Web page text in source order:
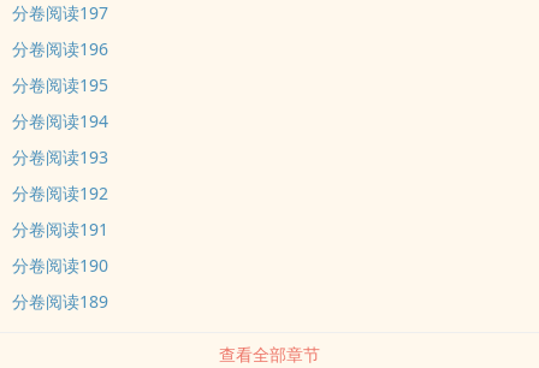
修、、、早朝上不能睡觉，官家！
内容标签： 穿越时空 种田文 甜文 爽文
分卷阅读197
分卷阅读196
分卷阅读195
分卷阅读194
分卷阅读193
分卷阅读192
分卷阅读191
分卷阅读190
分卷阅读189
查看全部章节